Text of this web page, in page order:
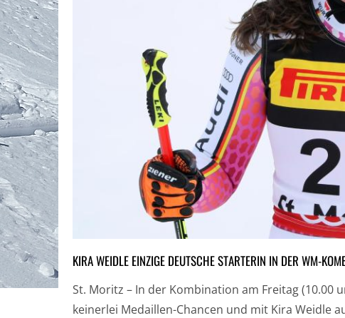
KIRA WEIDLE EINZIGE DEUTSCHE STARTERIN IN DER WM-
St. Moritz – In der Kombination am Freitag (10.00
keinerlei Medaillen-Chancen und mit Kira Weidle